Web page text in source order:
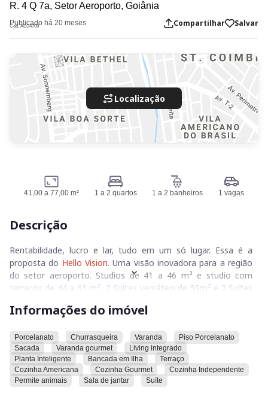
R. 4 Q 7a, Setor Aeroporto, Goiânia
Publicado há 20 meses
Cod. AD24709 Compartilhar Salvar
Localização
41,00 a 77,00 m² 1 a 2 quartos 1 a 2 banheiros 1 vagas
Descrição
Rentabilidade, lucro e lar, tudo em um só lugar. Essa é a
proposta do Hello Vision. Uma visão inovadora para a região
do setor aeroporto. Studios de 41 a 46 m² e studio com
terraços de 44 a 61 m², 2 Suítes versáteis de 59m² e 2 Suítes
Informações do imóvel
Porcelanato Churrasqueira Varanda
Piso Porcelanato
Sacada
Varanda gourmet
Living integrado
Planta Inteligente
Bancada em Ilha
Terraço
Cozinha Americana
Cozinha Gourmet
Cozinha Independente
Permite animais
Sala de jantar Suíte